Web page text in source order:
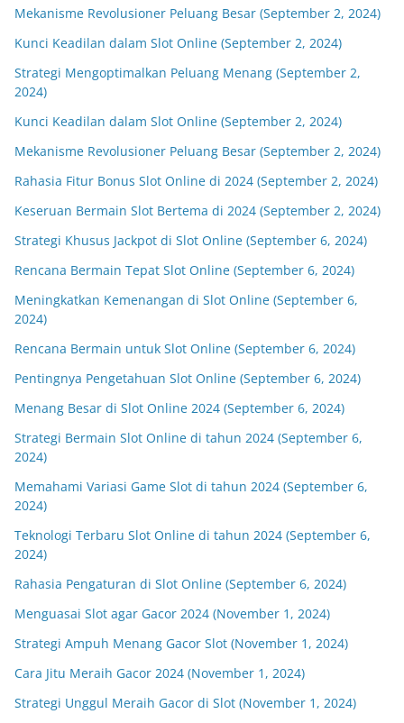
Mekanisme Revolusioner Peluang Besar (September 2, 2024)
Kunci Keadilan dalam Slot Online (September 2, 2024)
Strategi Mengoptimalkan Peluang Menang (September 2,
2024)
Kunci Keadilan dalam Slot Online (September 2, 2024)
Mekanisme Revolusioner Peluang Besar (September 2, 2024)
Rahasia Fitur Bonus Slot Online di 2024 (September 2, 2024)
Keseruan Bermain Slot Bertema di 2024 (September 2, 2024)
Strategi Khusus Jackpot di Slot Online (September 6, 2024)
Rencana Bermain Tepat Slot Online (September 6, 2024)
Meningkatkan Kemenangan di Slot Online (September 6,
2024)
Rencana Bermain untuk Slot Online (September 6, 2024)
Pentingnya Pengetahuan Slot Online (September 6, 2024)
Menang Besar di Slot Online 2024 (September 6, 2024)
Strategi Bermain Slot Online di tahun 2024 (September 6,
2024)
Memahami Variasi Game Slot di tahun 2024 (September 6,
2024)
Teknologi Terbaru Slot Online di tahun 2024 (September 6,
2024)
Rahasia Pengaturan di Slot Online (September 6, 2024)
Menguasai Slot agar Gacor 2024 (November 1, 2024)
Strategi Ampuh Menang Gacor Slot (November 1, 2024)
Cara Jitu Meraih Gacor 2024 (November 1, 2024)
Strategi Unggul Meraih Gacor di Slot (November 1, 2024)